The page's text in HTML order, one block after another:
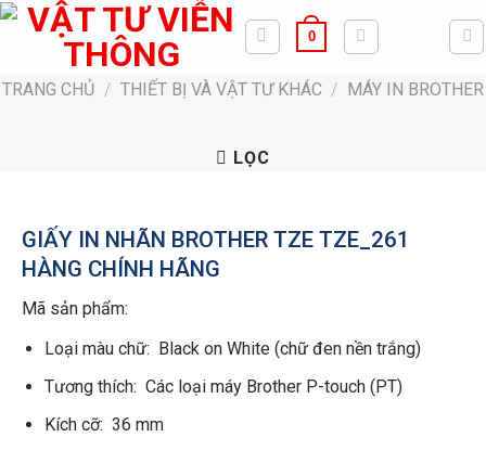
Bỏ
dung
0
TRANG CHỦ / THIẾT BỊ VÀ VẬT TƯ KHÁC / MÁY IN BROTHER
LỌC
GIẤY IN NHÃN BROTHER TZE TZE_261
HÀNG CHÍNH HÃNG
Mã sản phẩm:
Loại màu chữ: Black on White (chữ đen nền trắng)
Tương thích: Các loại máy Brother P-touch (PT)
Kích cỡ: 36 mm